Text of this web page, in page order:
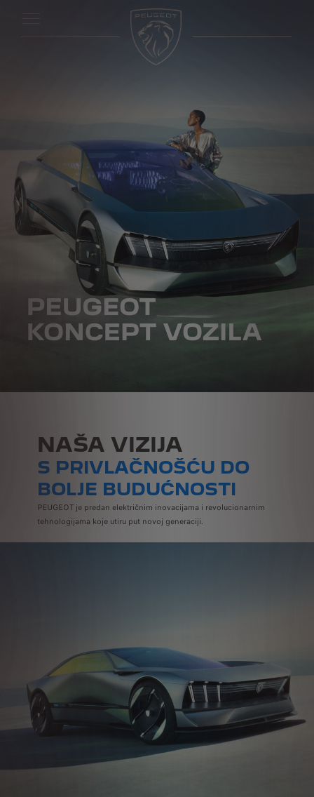
NAŠA VIZIJA
S PRIVLAČNOŠĆU DO
BOLJE BUDUĆNOSTI
PEUGEOT je predan električnim inovacijama i revolucionarnim
tehnologijama koje utiru put novoj generaciji.